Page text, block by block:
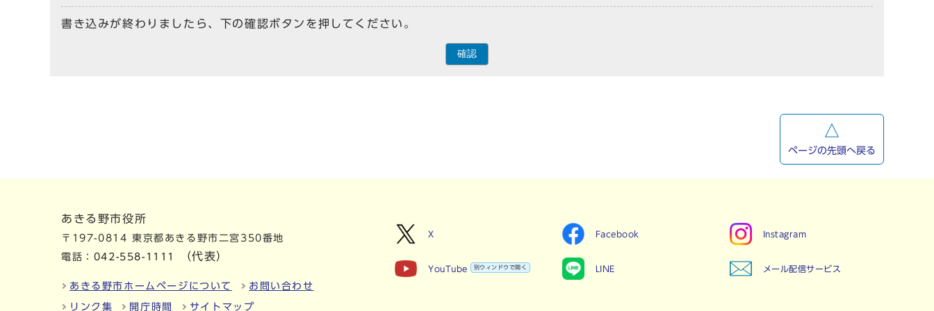
書き込みが終わりましたら、下の確認ボタンを押してください。
確認
ページの先頭へ戻る
あきる野市役所
〒197-0814 東京都あきる野市二宮350番地
電話： 042-558-1111 （代表）
あきる野市ホームページについて お問い合わせ
リンク集 開庁時間 サイトマップ
X Facebook Instagram
YouTube 別ウィンドウで開く LINE メール配信サービス